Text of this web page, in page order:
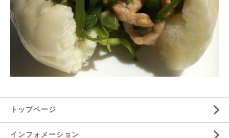
トップページ
インフォメーション